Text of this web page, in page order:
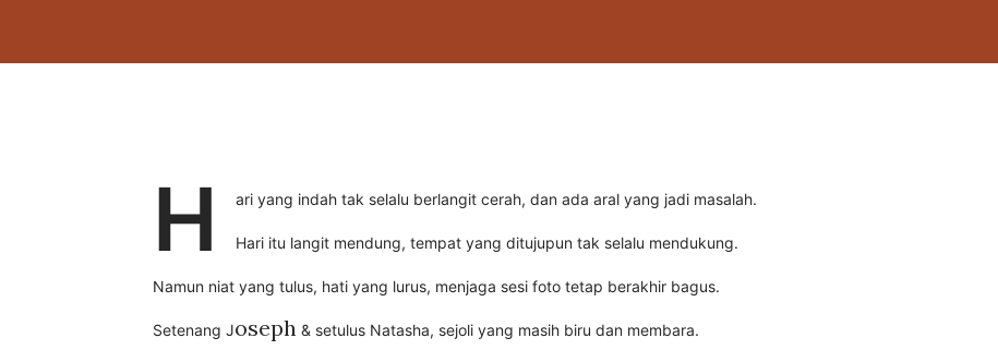
H ari yang indah tak selalu berlangit cerah, dan ada aral yang jadi masalah.
Hari itu langit mendung, tempat yang ditujupun tak selalu mendukung.
Namun niat yang tulus, hati yang lurus, menjaga sesi foto tetap berakhir bagus.
Setenang Joseph & setulus Natasha, sejoli yang masih biru dan membara.